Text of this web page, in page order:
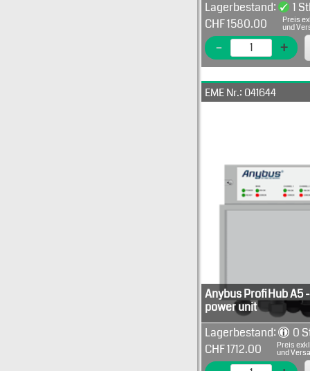
1
CHF 1580.000
Lagerbestand:
1
CHF 1580.00
Preis
und
- +
EME Nr.: 041644
Anybus ProfiHub A5
power unit
5-channel spur
65 rated
With internal AC/DC
230V.
Lagerbestand:
0
CHF 1712.00
Preis
und